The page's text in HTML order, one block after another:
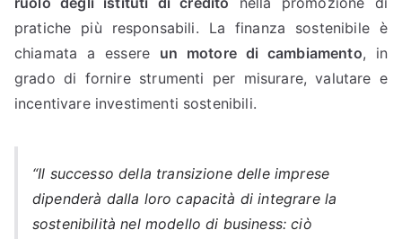
pratiche più responsabili. La finanza sostenibile è
chiamata a essere un motore di cambiamento, in
grado di fornire strumenti per misurare, valutare e
incentivare investimenti sostenibili.
“Il successo della transizione delle imprese
dipenderà dalla loro capacità di integrare la
sostenibilità nel modello di business: ciò